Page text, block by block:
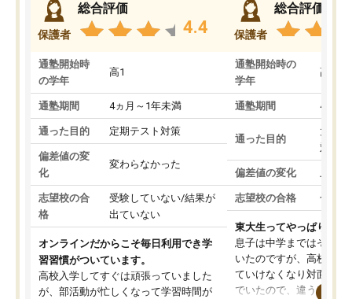
保護者
総合評価
4.4
通塾開始時
の学年
高1
通塾期間 4ヵ月～1年未満
通った目的 定期テスト対策
偏差値の変
化
変わらなかった
志望校の合
格
受験していない/結果が
出ていない
オンラインだからこそ毎日利用でき学
習習慣がついています。
高校入学してすぐは頑張っていました
が、部活動が忙しくなって学習時間が
保護者
総合評価
通塾開始時の
学年
高3
通塾期間 4ヵ月
通った目的
大学
対策
偏差値の変化 上が
志望校の合格 合格
東大生ってやっぱりすご
息子は中学まではそこそ
いたのですが、高校に入
ていけなくなり対面の塾
でいたので、違うアプロ